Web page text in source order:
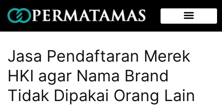
Jasa Pendaftaran Merek
HKI agar Nama Brand
Tidak Dipakai Orang Lain